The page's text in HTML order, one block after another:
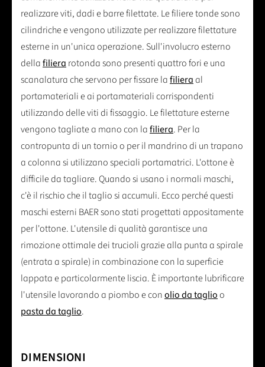
realizzare viti, dadi e barre filettate. Le filiere tonde sono
cilindriche e vengono utilizzate per realizzare filettature
esterne in un'unica operazione. Sull'involucro esterno
dellafiliera rotonda sono presenti quattro fori e una
scanalatura che servono per fissare lafilieraal
portamateriali e ai portamateriali corrispondenti
utilizzando delle viti di fissaggio. Le filettature esterne
vengono tagliate a mano con lafiliera. Per la
contropunta di un tornio o per il mandrino di un trapano
a colonna si utilizzano speciali portamatrici. L'ottone è
difficile da tagliare. Quando si usano i normali maschi,
c'è il rischio che il taglio si accumuli. Ecco perché questi
maschi esterni BAER sono stati progettati appositamente
per l'ottone. L'utensile di qualità garantisce una
rimozione ottimale dei trucioli grazie alla punta a spirale
(entrata a spirale) in combinazione con la superficie
lappata e particolarmente liscia. È importante lubrificare
l'utensile lavorando a piombo e conolio da taglioo
pasta da taglio.
DIMENSIONI